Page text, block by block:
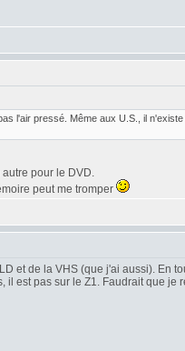
l'air pressé. Même aux U.S., il
pour le DVD.
peut me tromper
et de la VHS (que j'ai aussi). En
est pas sur le Z1. Faudrait que je